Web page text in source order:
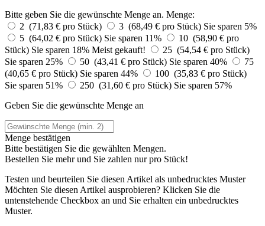
Bitte geben Sie die gewünschte Menge an. Menge:
2 (71,83 € pro Stück)
3 (68,49 € pro Stück) Sie sparen 5%
5 (64,02 € pro Stück) Sie sparen 11%
10 (58,90 € pro
Stück) Sie sparen 18% Meist gekauft!
25 (54,54 € pro Stück)
Sie sparen 25%
50 (43,41 € pro Stück) Sie sparen 40%
75
(40,65 € pro Stück) Sie sparen 44%
100 (35,83 € pro Stück)
Sie sparen 51%
250 (31,60 € pro Stück) Sie sparen 57%
Geben Sie die gewünschte Menge an
Menge bestätigen
Bitte bestätigen Sie die gewählten Mengen.
Bestellen Sie mehr und Sie zahlen nurpro Stück!
Testen und beurteilen Sie diesen Artikel als unbedrucktes Muster
Möchten Sie diesen Artikel ausprobieren? Klicken Sie die
untenstehende Checkbox an und Sie erhalten ein unbedrucktes
Muster.